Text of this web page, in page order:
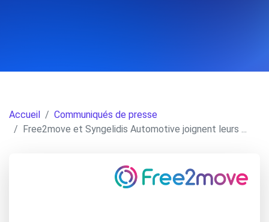
Accueil
Communiqués de presse
Free2move et Syngelidis Automotive joignent leurs ...